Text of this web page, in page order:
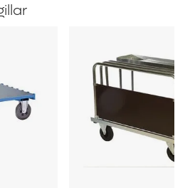
skivvagn
med
byglar